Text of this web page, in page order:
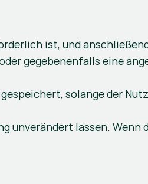
ist, und
gegebenenfalls eine
solange der
unverändert lassen. Wenn